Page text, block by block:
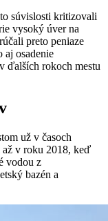
súvislosti kritizovali
vysoký úver na
preto peniaze
aj osadenie
ďalších rokoch mestu
už v časoch
až v roku 2018, keď
vodou z
bazén a